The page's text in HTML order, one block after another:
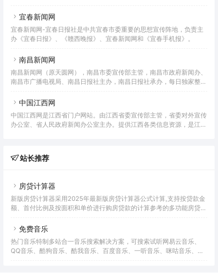
宜春新闻网
宜春新闻网-宜春日报社是中共宜春市委重要的思想宣传阵地，负责主
办《宜春日报》、《赣西晚报》、宜春新闻网和《宜春手机报》。
南昌新闻网
南昌新闻网（原天圆网），南昌市委宣传部主管，南昌市政府新闻办、
南昌市广播电视局、南昌日报社主办，南昌日报社承办，每日独家整合
中国江西网
中国江西网是江西省门户网站。由江西省委宣传部主管，省委对外宣传
办公室、省人民政府新闻办公室主办。提供江西各类信息资源，是江西
站长推荐
房贷计算器
新版房贷计算器采用2025年最新版房贷计算器公式计算,支持按贷款金
额、首付比例及按面积和单价进行购房贷款的计算参考的多功能房贷计
贷款利率、首付、月供明细等提供计算参考。
免费音乐
热门音乐特制多站合一音乐搜索解决方案，可搜索试听网易云音乐、
QQ音乐、酷狗音乐、酷我音乐、百度音乐、一听音乐、咪咕音乐、荔